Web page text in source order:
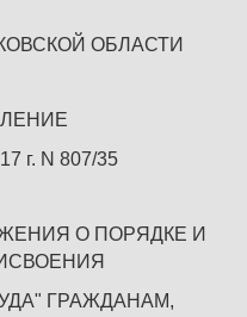
ОБЛАСТИ
г. N 807/35
О ПОРЯДКЕ И
ГРАЖДАНАМ,